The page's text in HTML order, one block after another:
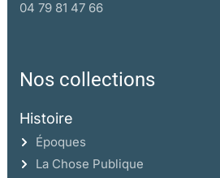
04 79 81 47 66
Nos collections
Histoire
Époques
La Chose Publique